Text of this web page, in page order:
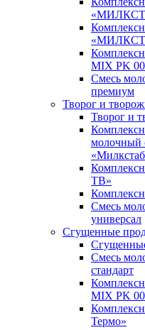
MIX PK
Смесь
премиум
Творог и
Творог и
молочный
ТВ»
Смесь
универсал
Сгущенные
Смесь
стандарт
MIX PK
Термо»